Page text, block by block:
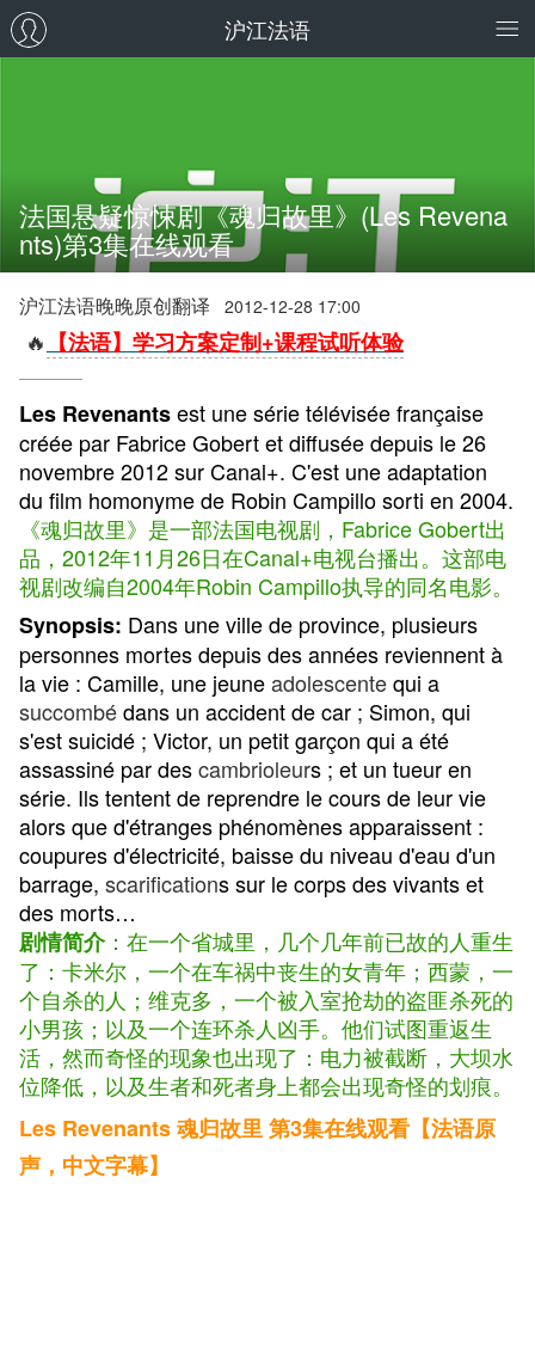
沪江法语
法国悬疑惊悚剧《魂归故里》(Les Revena
nts)第3集在线观看
沪江法语晚晚原创翻译 2012-12-28 17:00
🔥 【法语】学习方案定制+课程试听体验
Les Revenantsest une série télévisée française
créée par Fabrice Gobert et diffusée depuis le 26
novembre 2012 sur Canal+. C'est une adaptation
du film homonyme de Robin Campillo sorti en 2004.
《魂归故里》是一部法国电视剧，Fabrice Gobert出
品，2012年11月26日在Canal+电视台播出。这部电
视剧改编自2004年Robin Campillo执导的同名电影。
Synopsis: Dans une ville de province, plusieurs
personnes mortes depuis des années reviennent à
la vie : Camille, une jeuneadolescentequi a
succombédans un accident de car ; Simon, qui
s'est suicidé ; Victor, un petit garçon qui a été
assassiné par descambrioleurs ; et un tueur en
série. Ils tentent de reprendre le cours de leur vie
alors que d'étranges phénomènes apparaissent :
coupures d'électricité, baisse du niveau d'eau d'un
barrage, scarifications sur le corps des vivants et
des morts…
剧情简介：在一个省城里，几个几年前已故的人重生
了：卡米尔，一个在车祸中丧生的女青年；西蒙，一
个自杀的人；维克多，一个被入室抢劫的盗匪杀死的
小男孩；以及一个连环杀人凶手。他们试图重返生
活，然而奇怪的现象也出现了：电力被截断，大坝水
位降低，以及生者和死者身上都会出现奇怪的划痕。
Les Revenants 魂归故里 第3集在线观看【法语原
声，中文字幕】